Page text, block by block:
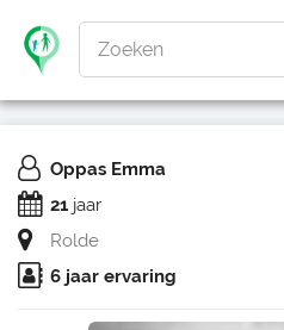
Zoeken
Oppas Emma
21 jaar
Rolde
6 jaar ervaring